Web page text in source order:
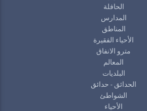
الحافلة
المدارس
المناطق
الأحياء الفقيرة
مترو الانفاق
المعالم
البلديات
الحدائق - حدائق
الشواطئ
الأحياء